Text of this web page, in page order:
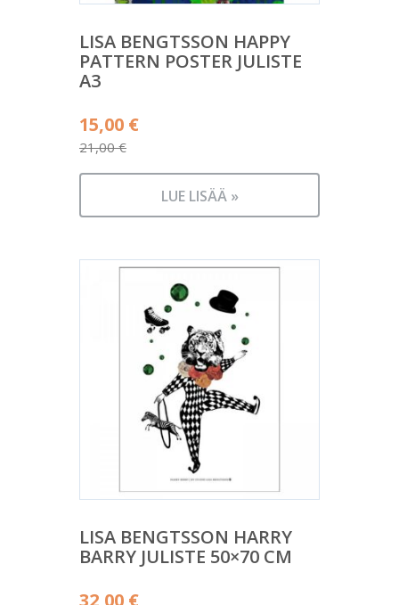
LISA BENGTSSON HAPPY
PATTERN POSTER JULISTE
A3
21,00€
Alkuperäinen
hinta
oli:
15,00 €
Nykyinen
on:
LUE LISÄÄ »
LISA BENGTSSON HARRY
BARRY JULISTE 50×70 CM
32,00 €